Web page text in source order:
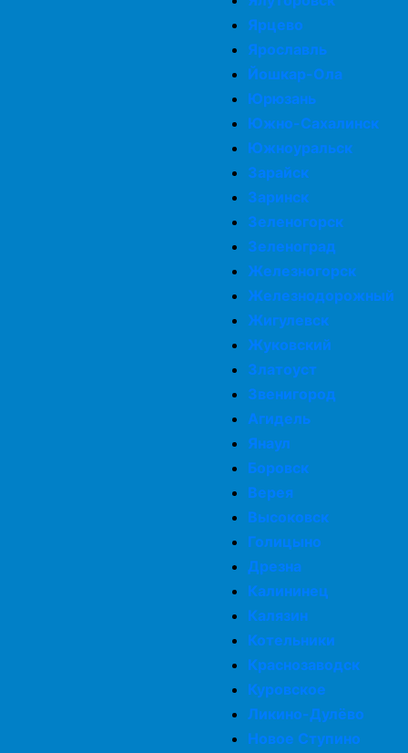
Ярцево
Ярославль
Йошкар-Ола
Юрюзань
Южно-Сахалинск
Южноуральск
Зарайск
Заринск
Зеленогорск
Зеленоград
Железногорск
Железнодорожный
Жигулевск
Жуковский
Златоуст
Звенигород
Агидель
Янаул
Боровск
Верея
Высоковск
Голицыно
Дрезна
Калининец
Калязин
Котельники
Краснозаводск
Куровское
Ликино-Дулёво
Новое Ступино